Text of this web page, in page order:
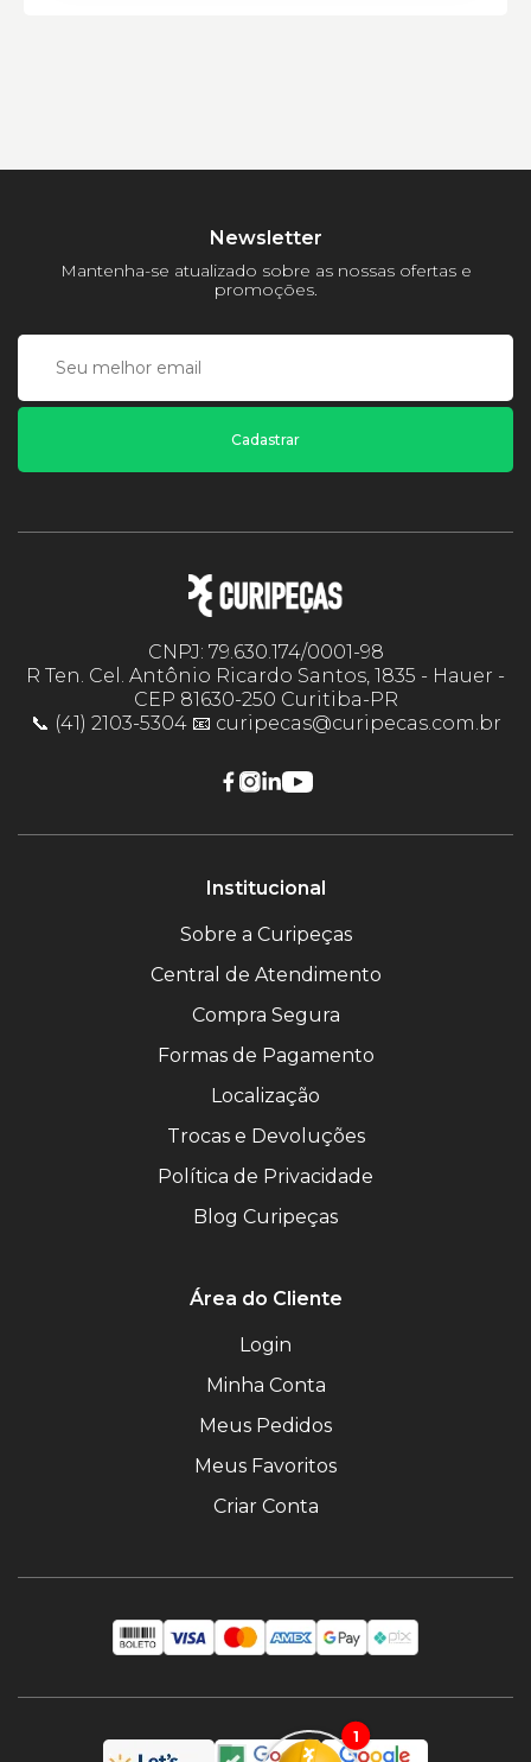
1
Newsletter
Mantenha-se atualizado sobre as nossas ofertas e
promoções.
Cadastrar
CNPJ: 79.630.174/0001-98
R Ten. Cel. Antônio Ricardo Santos, 1835 - Hauer -
CEP 81630-250 Curitiba-PR
📞 (41) 2103-5304 📧 curipecas@curipecas.com.br
Institucional
Sobre a Curipeças
Central de Atendimento
Compra Segura
Formas de Pagamento
Localização
Trocas e Devoluções
Política de Privacidade
Blog Curipeças
Área do Cliente
Login
Minha Conta
Meus Pedidos
Meus Favoritos
Criar Conta